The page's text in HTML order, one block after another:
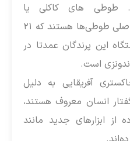
طوطی های کاکلی یا
«کاکاتوها» یکی از سه دسته اصلی طوطی‌ها هستند که ۲۱
این پرندگان عمدتا در
است.
آفریقایی به دلیل
انسان معروف هستند،
از ابزارهای جدید مانند